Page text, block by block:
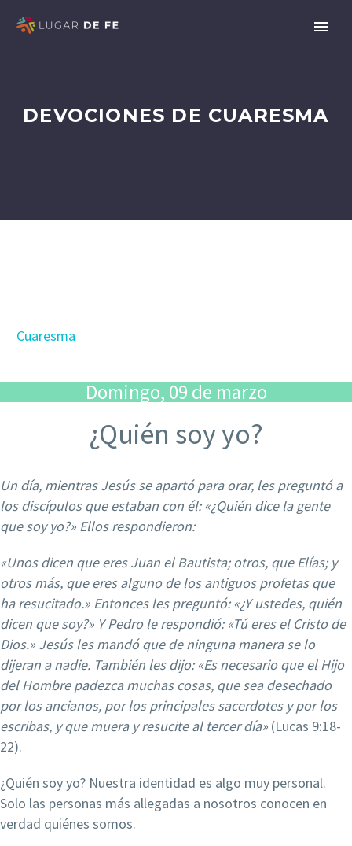
DEVOCIONES DE CUARESMA
Cuaresma
Domingo, 09 de marzo
¿Quién soy yo?
Un día, mientras Jesús se apartó para orar, les preguntó a
los discípulos que estaban con él: «¿Quién dice la gente
que soy yo?» Ellos respondieron:
«Unos dicen que eres Juan el Bautista; otros, que Elías; y
otros más, que eres alguno de los antiguos profetas que
ha resucitado.» Entonces les preguntó: «¿Y ustedes, quién
dicen que soy?» Y Pedro le respondió: «Tú eres el Cristo de
Dios.» Jesús les mandó que de ninguna manera se lo
dijeran a nadie. También les dijo: «Es necesario que el Hijo
del Hombre padezca muchas cosas, que sea desechado
por los ancianos, por los principales sacerdotes y por los
escribas, y que muera y resucite al tercer día» (Lucas 9:18-
22).
¿Quién soy yo? Nuestra identidad es algo muy personal.
Solo las personas más allegadas a nosotros conocen en
verdad quiénes somos.